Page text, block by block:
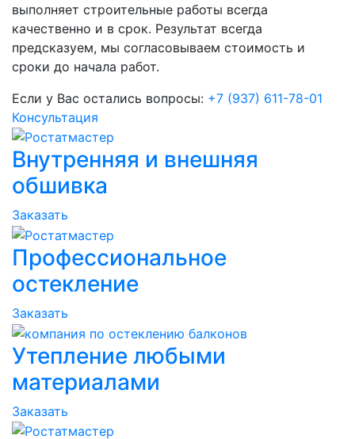
выполняет строительные работы всегда
качественно и в срок. Результат всегда
предсказуем, мы согласовываем стоимость и
сроки до начала работ.
Если у Вас остались вопросы: +7 (937) 611-78-01
Консультация
Внутренняя и внешняя
обшивка
Заказать
Профессиональное
остекление
Заказать
Утепление любыми
материалами
Заказать